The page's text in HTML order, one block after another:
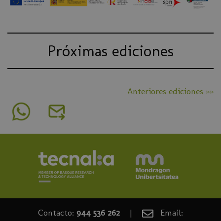
Próximas ediciones
Anteriores ediciones »»
Contacto: 944 536 262 |
Email: